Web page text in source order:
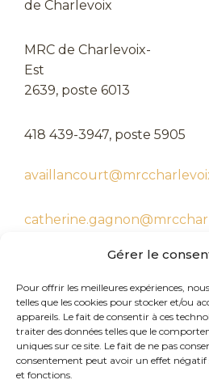
Gérer le
Pour offrir les meilleures expériences,
telles que les cookies pour stocker et/ou
appareils. Le fait de consentir à ces
traiter des données telles que le
uniques sur ce site. Le fait de ne pas
consentement peut avoir un effet négatif
et fonctions.
de Charlevoix
MRC de Charlevoix-
Est 418
2639, poste 6013
418 439-3947, poste 5905